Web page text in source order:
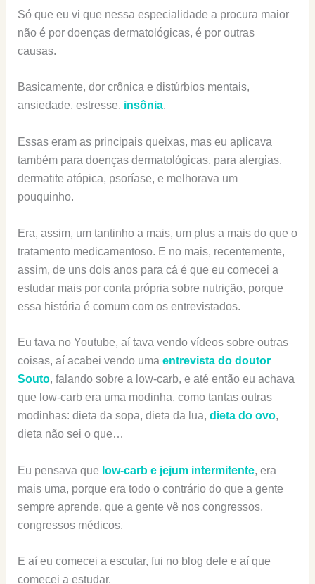
Só que eu vi que nessa especialidade a procura maior
não é por doenças dermatológicas, é por outras
causas.
Basicamente, dor crônica e distúrbios mentais,
ansiedade, estresse, insônia.
Essas eram as principais queixas, mas eu aplicava
também para doenças dermatológicas, para alergias,
dermatite atópica, psoríase, e melhorava um
pouquinho.
Era, assim, um tantinho a mais, um plus a mais do que o
tratamento medicamentoso. E no mais, recentemente,
assim, de uns dois anos para cá é que eu comecei a
estudar mais por conta própria sobre nutrição, porque
essa história é comum com os entrevistados.
Eu tava no Youtube, aí tava vendo vídeos sobre outras
coisas, aí acabei vendo uma entrevista do doutor
Souto, falando sobre a low-carb, e até então eu achava
que low-carb era uma modinha, como tantas outras
modinhas: dieta da sopa, dieta da lua, dieta do ovo,
dieta não sei o que…
Eu pensava que low-carb e jejum intermitente, era
mais uma, porque era todo o contrário do que a gente
sempre aprende, que a gente vê nos congressos,
congressos médicos.
E aí eu comecei a escutar, fui no blog dele e aí que
comecei a estudar.